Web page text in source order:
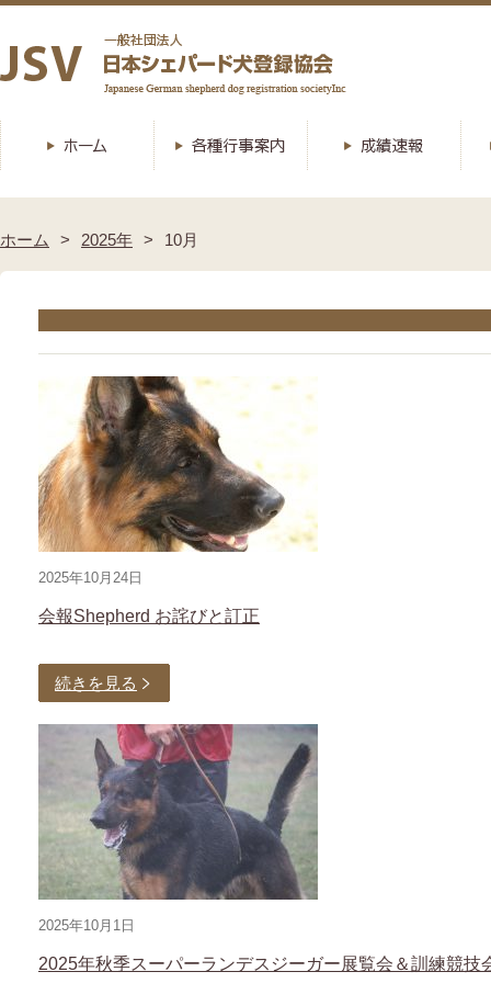
ホーム 2025年 10月
2025年10月24日
会報Shepherd お詫びと訂正
続きを見る
2025年10月1日
2025年秋季スーパーランデスジーガー展覧会＆訓練競技